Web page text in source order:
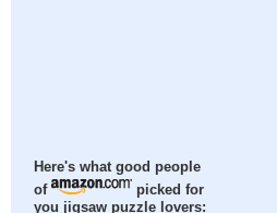
Here's what good people
of
picked for
you jigsaw puzzle lovers: